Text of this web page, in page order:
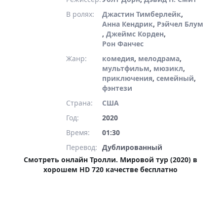
В ролях:
Джастин Тимберлейк,
Анна Кендрик, Рэйчел Блум
,Джеймс Корден,
Рон Фанчес
Жанр:
комедия, мелодрама,
мультфильм, мюзикл,
приключения,семейный,
фэнтези
Страна:
США
Год:
2020
Время:
01:30
Перевод: Дублированный
Смотреть онлайн Тролли. Мировой тур (2020) в
хорошем HD 720 качестве бесплатно